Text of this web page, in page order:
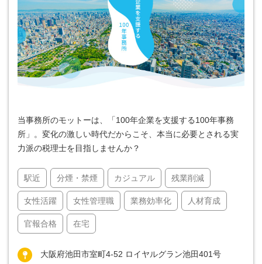
当事務所のモットーは、「100年企業を支援する100年事務
所」。変化の激しい時代だからこそ、本当に必要とされる実
力派の税理士を目指しませんか？
駅近 分煙・禁煙 カジュアル 残業削減
女性活躍 女性管理職 業務効率化 人材育成
官報合格 在宅
大阪府池田市室町4-52 ロイヤルグラン池田401号